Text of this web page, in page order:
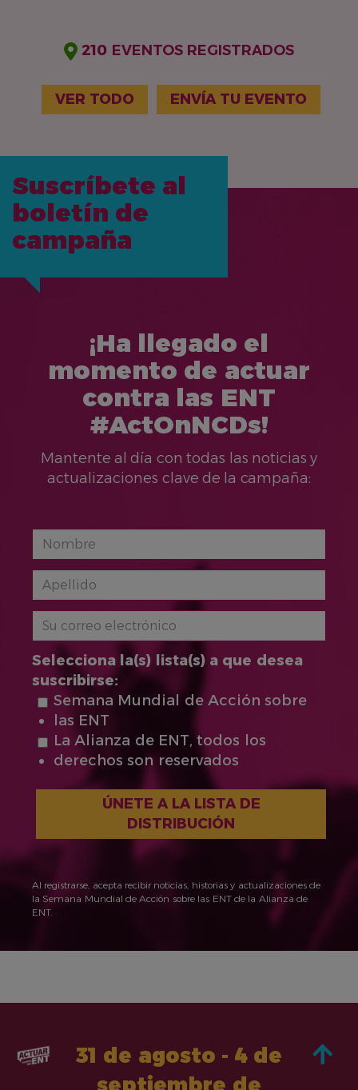
210 EVENTOS REGISTRADOS
VER TODO ENVÍA TU EVENTO
Suscríbete al
boletín de
campaña
¡Ha llegado el
momento de actuar
contra las ENT
#ActOnNCDs!
Mantente al día con todas las noticias y
actualizaciones clave de la campaña:
Selecciona la(s) lista(s) a que desea
suscribirse:
Semana Mundial de Acción sobre
las ENT
La Alianza de ENT, todos los
derechos son reservados
Al registrarse, acepta recibir noticias, historias y actualizaciones de
la Semana Mundial de Acción sobre las ENT de la Alianza de
ENT.
31 de agosto - 4 de